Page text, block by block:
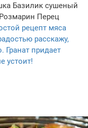
Базилик сушеный
Розмарин Перец
рецепт мяса
расскажу,
Гранат придает
устоит!